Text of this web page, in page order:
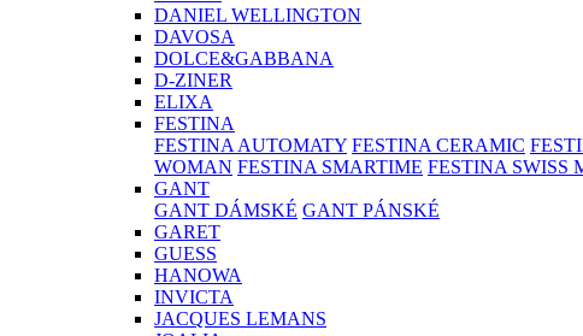
DANIEL WELLINGTON
DAVOSA
DOLCE&GABBANA
D-ZINER
ELIXA
FESTINA
FESTINA AUTOMATY FESTINA CERAMIC
WOMAN FESTINA SMARTIME FESTINA SWISS
GANT
GANT DÁMSKÉ GANT PÁNSKÉ
GARET
GUESS
HANOWA
INVICTA
JACQUES LEMANS